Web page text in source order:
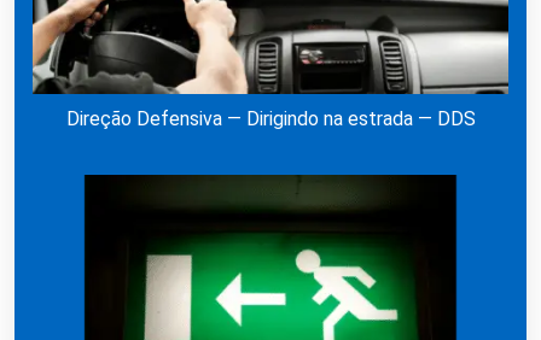
Direção Defensiva — Dirigindo na estrada — DDS